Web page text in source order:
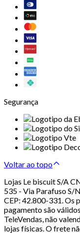
Segurança
Voltar ao topo
Lojas Le biscuit S/A
535 - Via Parafuso S/
CEP: 42.800-331. Os
pagamento são
TeleVendas, não
lojas físicas. O frete